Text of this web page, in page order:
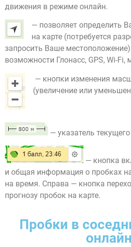
движения в режиме онлайн.
— позволяет определить
на карте (потребуется
запросить Ваше
возможности Глонасс, GPS, Wi-Fi,
— кнопки изменения
(увеличение или
— указатель
— кнопка
и общая информация о пробках
на время. Справа — кнопка
прогнозу пробок на карте.
Пробки в
онлайн